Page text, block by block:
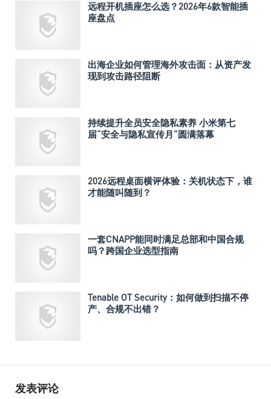
远程开机插座怎么选？2026年6款智能插
座盘点
出海企业如何管理海外攻击面：从资产发
现到攻击路径阻断
持续提升全员安全隐私素养 小米第七
届“安全与隐私宣传月”圆满落幕
2026远程桌面横评体验：关机状态下，谁
才能随叫随到？
一套CNAPP能同时满足总部和中国合规
吗？跨国企业选型指南
Tenable OT Security：如何做到扫描不停
产、合规不出错？
发表评论